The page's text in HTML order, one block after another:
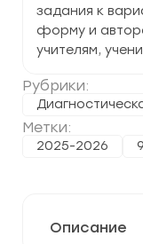
задания к
форму и
учителям,
Рубрики:
Метки:
2025-2026
ответы
Описание